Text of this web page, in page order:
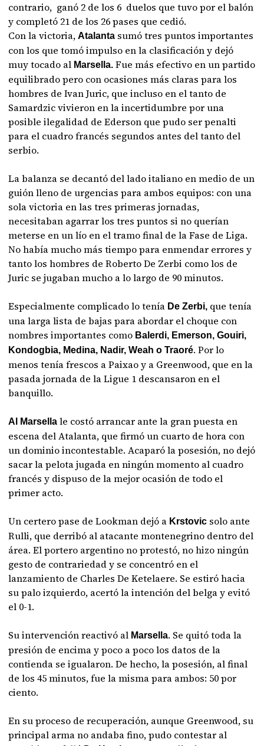
contrario, ganó 2 de los 6 duelos que tuvo por el balón
y completó 21 de los 26 pases que cedió.
Con la victoria,Atalanta sumó tres puntos importantes
con los que tomó impulso en la clasificación y dejó
muy tocado al Marsella.Fue más efectivo en un partido
equilibrado pero con ocasiones más claras para los
hombres de Ivan Juric, que incluso en el tanto de
Samardzic vivieron en la incertidumbre por una
posible ilegalidad de Ederson que pudo ser penalti
para el cuadro francés segundos antes del tanto del
serbio.
La balanza se decantó del lado italiano en medio de un
guión lleno de urgencias para ambos equipos: con una
sola victoria en las tres primeras jornadas,
necesitaban agarrar los tres puntos si no querían
meterse en un lío en el tramo final de la Fase de Liga.
No había mucho más tiempo para enmendar errores y
tanto los hombres de Roberto De Zerbi como los de
Juric se jugaban mucho a lo largo de 90 minutos.
Especialmente complicado lo tenía De Zerbi, que tenía
una larga lista de bajas para abordar el choque con
nombres importantes como Balerdi, Emerson, Gouiri,
Kondogbia, Medina, Nadir, Weah o Traoré. Por lo
menos tenía frescos a Paixao y a Greenwood, que en la
pasada jornada de la Ligue 1 descansaron en el
banquillo.
Al Marsella le costó arrancar ante la gran puesta en
escena del Atalanta, que firmó un cuarto de hora con
un dominio incontestable. Acaparó la posesión, no dejó
sacar la pelota jugada en ningún momento al cuadro
francés y dispuso de la mejor ocasión de todo el
primer acto.
Un certero pase de Lookman dejó a Krstovic solo ante
Rulli, que derribó al atacante montenegrino dentro del
área. El portero argentino no protestó, no hizo ningún
gesto de contrariedad y se concentró en el
lanzamiento de Charles De Ketelaere. Se estiró hacia
su palo izquierdo, acertó la intención del belga y evitó
el 0-1.
Su intervención reactivó al Marsella. Se quitó toda la
presión de encima y poco a poco los datos de la
contienda se igualaron. De hecho, la posesión, al final
de los 45 minutos, fue la misma para ambos: 50 por
ciento.
En su proceso de recuperación, aunque Greenwood, su
principal arma no andaba fino, pudo contestar al